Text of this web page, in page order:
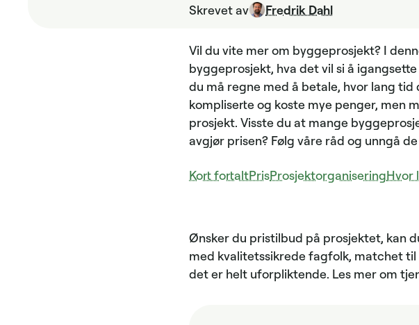
Skrevet av Fredrik Dahl
Vil du vite mer om byggeprosjekt? I
byggeprosjekt, hva det vil si å
du må regne med å betale, hvor lang
kompliserte og koste mye penger, men
prosjekt. Visste du at mange
avgjør prisen? Følg våre råd og unngå
Kort fortaltPrisProsjektorganiseringHvor
Ønsker du pristilbud på prosjektet, kan
med kvalitetssikrede fagfolk, matchet
det er helt uforpliktende. Les mer om